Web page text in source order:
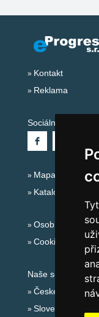
Kontakt
Reklama
Sociální sítě:
Mapa serveru
Katalog ubytování
Osobní údaje
Cookies
Naše servery:
České hory
Slovenské hory